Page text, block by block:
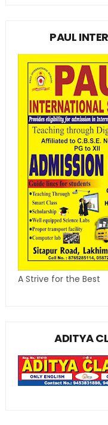
PAUL
A Strive for the Best
ADITYA